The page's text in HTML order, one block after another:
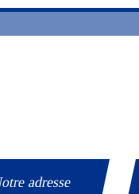
adresse